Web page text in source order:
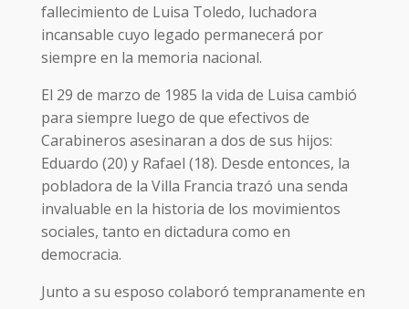
fallecimiento de Luisa Toledo, luchadora
incansable cuyo legado permanecerá por
siempre en la memoria nacional.
El 29 de marzo de 1985 la vida de Luisa cambió
para siempre luego de que efectivos de
Carabineros asesinaran a dos de sus hijos:
Eduardo (20) y Rafael (18). Desde entonces, la
pobladora de la Villa Francia trazó una senda
invaluable en la historia de los movimientos
sociales, tanto en dictadura como en
democracia.
Junto a su esposo colaboró tempranamente en